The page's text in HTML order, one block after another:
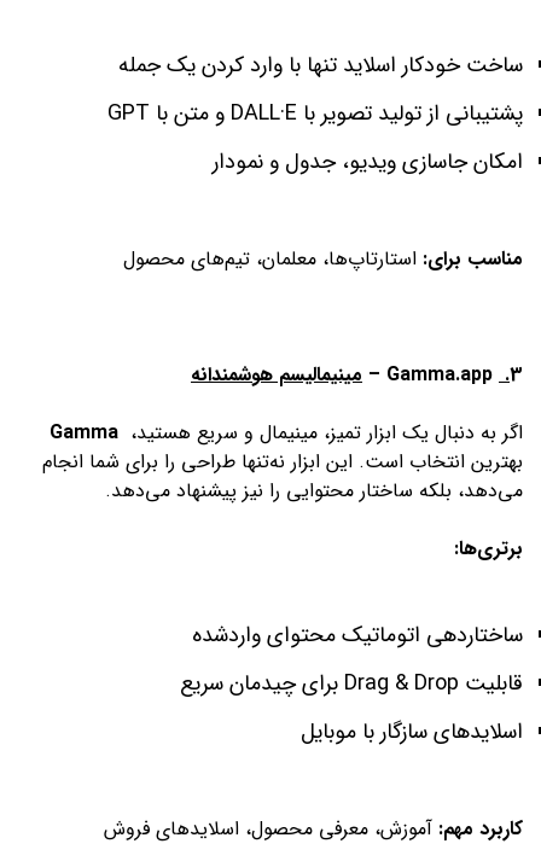
ساخت خودکار اسلاید تنها با وارد کردن یک جمله
پشتیبانی از تولید تصویر با DALL·E و متن با GPT
امکان جاسازی ویدیو، جدول و نمودار
مناسب برای: استارتاپ‌ها، معلمان، تیم‌های محصول
3
.
مینیمالیسم هوشمندانه
اگر به دنبال یک ابزار تمیز، مینیمال و سریع هستید،
بهترین انتخاب است. این ابزار نه‌تنها طراحی را برای شما انجام
می‌دهد، بلکه ساختار محتوایی را نیز پیشنهاد می‌دهد.
برتری‌ها:
ساختاردهی اتوماتیک محتوای واردشده
قابلیت Drag & Drop برای چیدمان سریع
اسلایدهای سازگار با موبایل
کاربرد مهم: آموزش، معرفی محصول، اسلایدهای فروش